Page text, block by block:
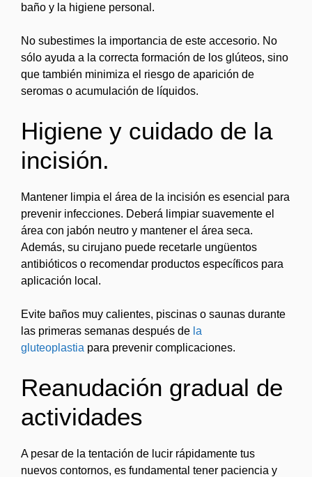
baño y la higiene personal.
No subestimes la importancia de este accesorio. No
sólo ayuda a la correcta formación de los glúteos, sino
que también minimiza el riesgo de aparición de
seromas o acumulación de líquidos.
Higiene y cuidado de la
incisión.
Mantener limpia el área de la incisión es esencial para
prevenir infecciones. Deberá limpiar suavemente el
área con jabón neutro y mantener el área seca.
Además, su cirujano puede recetarle ungüentos
antibióticos o recomendar productos específicos para
aplicación local.
Evite baños muy calientes, piscinas o saunas durante
las primeras semanas después de la
gluteoplastia para prevenir complicaciones.
Reanudación gradual de
actividades
A pesar de la tentación de lucir rápidamente tus
nuevos contornos, es fundamental tener paciencia y